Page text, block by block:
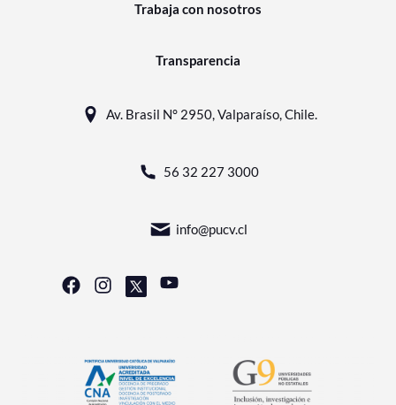
Trabaja con nosotros
Transparencia
Av. Brasil N° 2950, Valparaíso, Chile.
56 32 227 3000
info@pucv.cl